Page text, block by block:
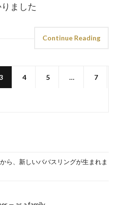
ました
Continue Reading
4 5 … 7
ら、新しいババスリングが生まれま